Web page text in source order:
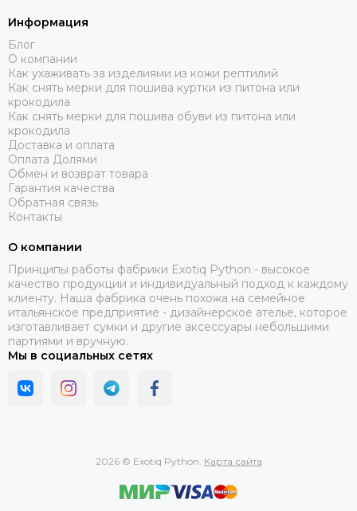
Информация
Блог
О компании
Как ухаживать за изделиями из кожи рептилий
Как снять мерки для пошива куртки из питона или
крокодила
Как снять мерки для пошива обуви из питона или
крокодила
Доставка и оплата
Оплата Долями
Обмен и возврат товара
Гарантия качества
Обратная связь
Контакты
О компании
Принципы работы фабрики Exotiq Python - высокое
качество продукции и индивидуальный подход к каждому
клиенту. Наша фабрика очень похожа на семейное
итальянское предприятие - дизайнерское ателье, которое
изготавливает сумки и другие аксессуары небольшими
партиями и вручную.
Мы в социальных сетях
2026 © Exotiq Python. Карта сайта